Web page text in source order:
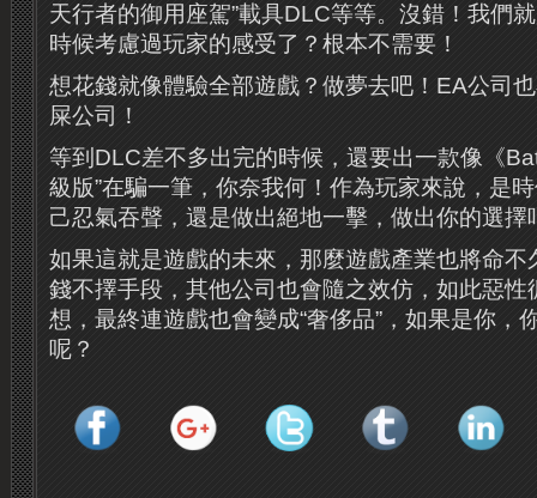
天行者的御用座駕”載具DLC等等。沒錯！我們
時候考慮過玩家的感受了？根本不需要！
想花錢就像體驗全部遊戲？做夢去吧！EA公司
屎公司！
等到DLC差不多出完的時候，還要出一款像《
級版”在騙一筆，你奈我何！作為玩家來說，是
己忍氣吞聲，還是做出絕地一擊，做出你的選擇
如果這就是遊戲的未來，那麼遊戲產業也將命不
錢不擇手段，其他公司也會隨之效仿，如此惡性
想，最終連遊戲也會變成“奢侈品”，如果是你，
呢？